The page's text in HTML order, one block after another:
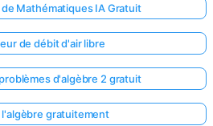
Mathématiques IA Gratuit
de débit d'air libre
d'algèbre 2 gratuit
l'algèbre gratuitement